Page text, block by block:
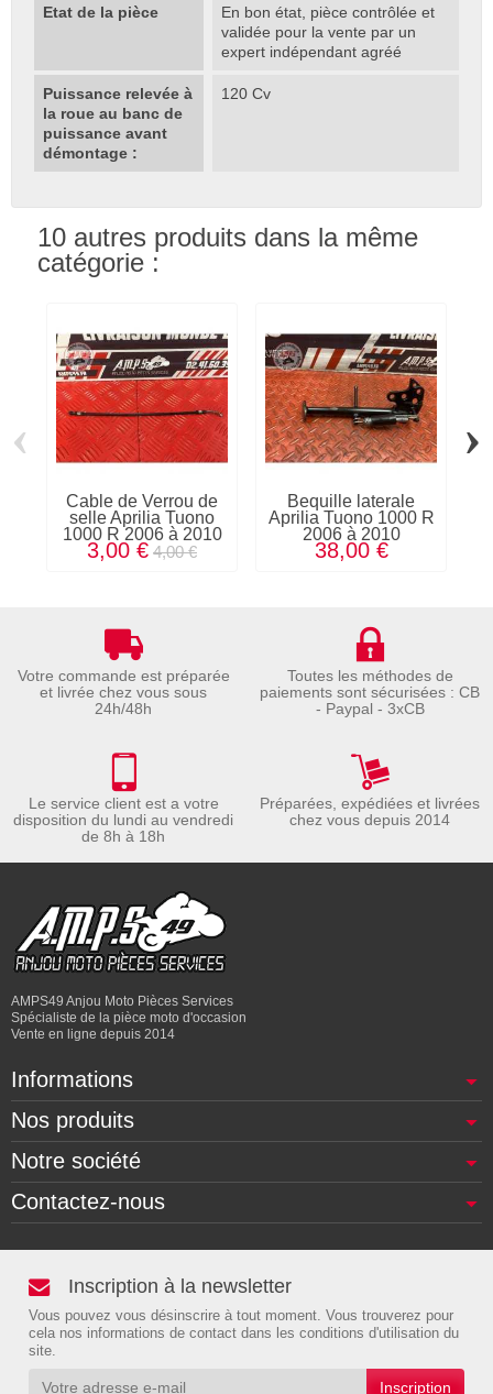
Etat de la pièce
En bon état, pièce contrôlée et
validée pour la vente par un
expert indépendant agréé
Puissance relevée à
la roue au banc de
puissance avant
démontage :
120 Cv
10 autres produits dans la même
catégorie :
Cable de Verrou de
selle Aprilia Tuono
1000 R 2006 à 2010
3,00 € 4,00 €
Bequille laterale
Aprilia Tuono 1000 R
2006 à 2010
38,00 €
‹ ›
Votre commande est préparée
et livrée chez vous sous
24h/48h
Toutes les méthodes de
paiements sont sécurisées : CB
- Paypal - 3xCB
Le service client est a votre
disposition du lundi au vendredi
de 8h à 18h
Préparées, expédiées et livrées
chez vous depuis 2014
AMPS49 Anjou Moto Pièces Services
Spécialiste de la pièce moto d'occasion
Vente en ligne depuis 2014
Informations
Nos produits
Notre société
Contactez-nous
Inscription à la newsletter
Vous pouvez vous désinscrire à tout moment. Vous trouverez pour
cela nos informations de contact dans les conditions d'utilisation du
site.